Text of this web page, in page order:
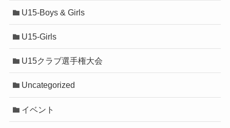
U15-Boys & Girls
U15-Girls
U15クラブ選手権大会
Uncategorized
イベント